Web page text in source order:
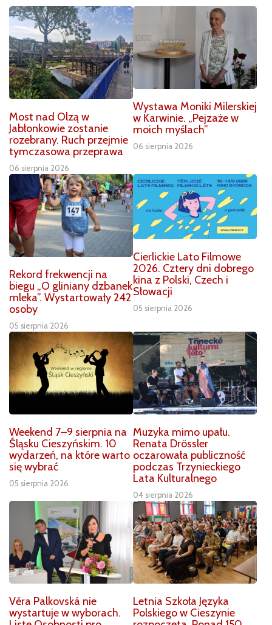
Most nad Olzą w
Jabłonkowie zostanie
rozebrany. Ruch przejmie
tymczasowa przeprawa
06 sierpnia 2026
Wystawa Moniki Milerskiej
w Karwinie. „Pejzaże w
moich myślach”
06 sierpnia 2026
Rekord frekwencji na
biegu „O gliniany dzbanek
mleka”. Wystartowały 242
osoby
05 sierpnia 2026
Cierlickie Lato Filmowe
2026. Cztery dni dobrego
kina z Polski, Czech i
Słowacji
05 sierpnia 2026
Weekend 7–9 sierpnia na
Śląsku Cieszyńskim. 10
wydarzeń, na które warto
się wybrać
05 sierpnia 2026
Muzyka mimo upału.
Renata Drössler
oczarowała publiczność
podczas Trzynieckiego
Lata Kulturalnego
04 sierpnia 2026
Věra Palkovská nie
wystartuje w wyborach.
Letnia Szkoła Języka
Polskiego w Cieszynie